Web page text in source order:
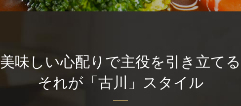
美味しい心配りで主役を引き立てる
それが「古川」スタイル